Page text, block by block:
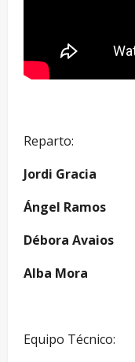
Reparto:
Jordi Gracia
Ángel Ramos
Débora Avaios
Alba Mora
Equipo Técnico: